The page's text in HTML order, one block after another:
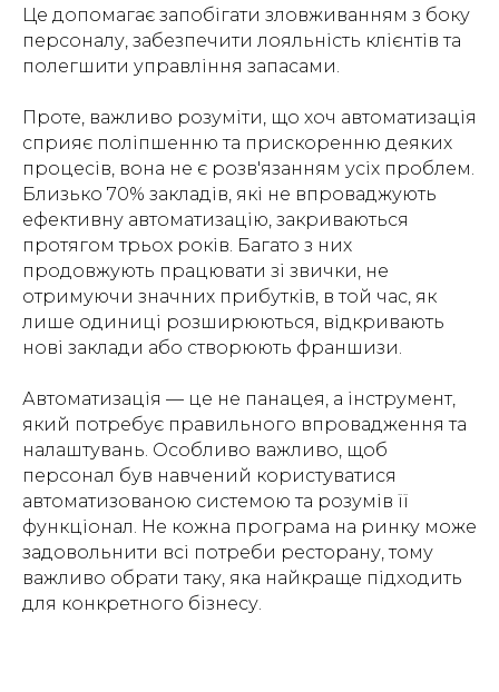
Це допомагає запобігати зловживанням з боку
персоналу, забезпечити лояльність клієнтів та
полегшити управління запасами.
Проте, важливо розуміти, що хоч автоматизація
сприяє поліпшенню та прискоренню деяких
процесів, вона не є розв'язанням усіх проблем.
Близько 70% закладів, які не впроваджують
ефективну автоматизацію, закриваються
протягом трьох років. Багато з них
продовжують працювати зі звички, не
отримуючи значних прибутків, в той час, як
лише одиниці розширюються, відкривають
нові заклади або створюють франшизи.
Автоматизація — це не панацея, а інструмент,
який потребує правильного впровадження та
налаштувань. Особливо важливо, щоб
персонал був навчений користуватися
автоматизованою системою та розумів її
функціонал. Не кожна програма на ринку може
задовольнити всі потреби ресторану, тому
важливо обрати таку, яка найкраще підходить
для конкретного бізнесу.